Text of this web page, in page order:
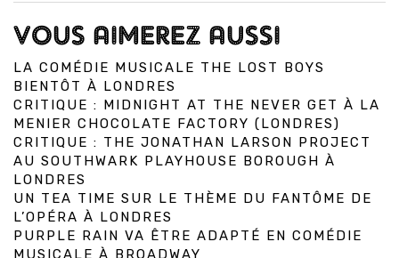
VOUS AIMEREZ AUSSI
LA COMÉDIE MUSICALE THE LOST BOYS
BIENTÔT À LONDRES
CRITIQUE : MIDNIGHT AT THE NEVER GET À LA
MENIER CHOCOLATE FACTORY (LONDRES)
CRITIQUE : THE JONATHAN LARSON PROJECT
AU SOUTHWARK PLAYHOUSE BOROUGH À
LONDRES
UN TEA TIME SUR LE THÈME DU FANTÔME DE
L’OPÉRA À LONDRES
PURPLE RAIN VA ÊTRE ADAPTÉ EN COMÉDIE
MUSICALE À BROADWAY